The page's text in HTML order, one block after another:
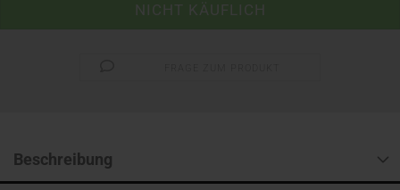
Beschreibung